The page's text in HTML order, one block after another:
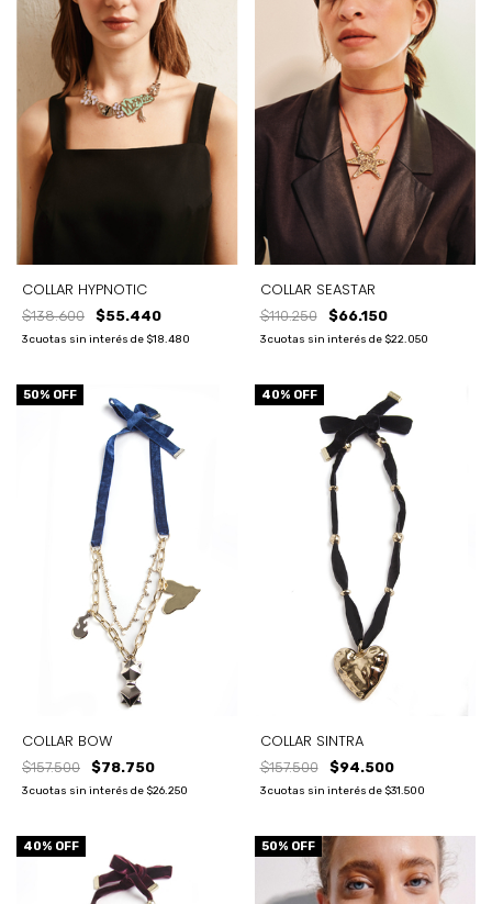
COLLAR HYPNOTIC
$138.600 $55.440
3cuotas sin interés de $18.480
COLLAR SEASTAR
$110.250 $66.150
3 cuotas sin interés de $22.050
50% OFF
COLLAR BOW
$157.500 $78.750
3cuotas sin interés de $26.250
40% OFF
COLLAR SINTRA
$157.500 $94.500
3 cuotas sin interés de $31.500
40% OFF 50% OFF